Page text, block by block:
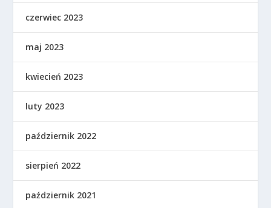
czerwiec 2023
maj 2023
kwiecień 2023
luty 2023
październik 2022
sierpień 2022
październik 2021